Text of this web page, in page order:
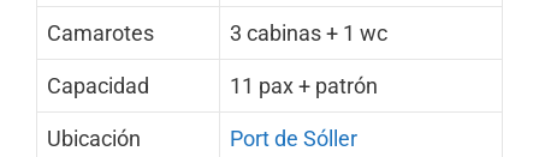
Camarotes 3 cabinas + 1 wc
Capacidad 11 pax + patrón
Ubicación Port de Sóller